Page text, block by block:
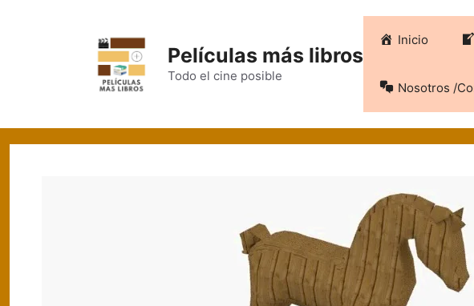
Películas más libros
Todo el cine posible
Inicio
Nosotros /